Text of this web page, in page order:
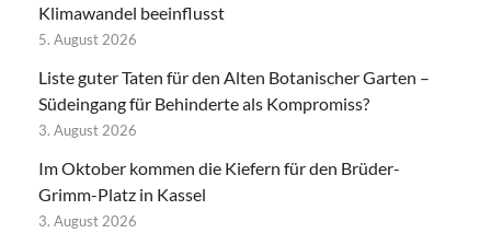
Klimawandel beeinflusst
5. August 2026
Liste guter Taten für den Alten Botanischer Garten –
Südeingang für Behinderte als Kompromiss?
3. August 2026
Im Oktober kommen die Kiefern für den Brüder-
Grimm-Platz in Kassel
3. August 2026